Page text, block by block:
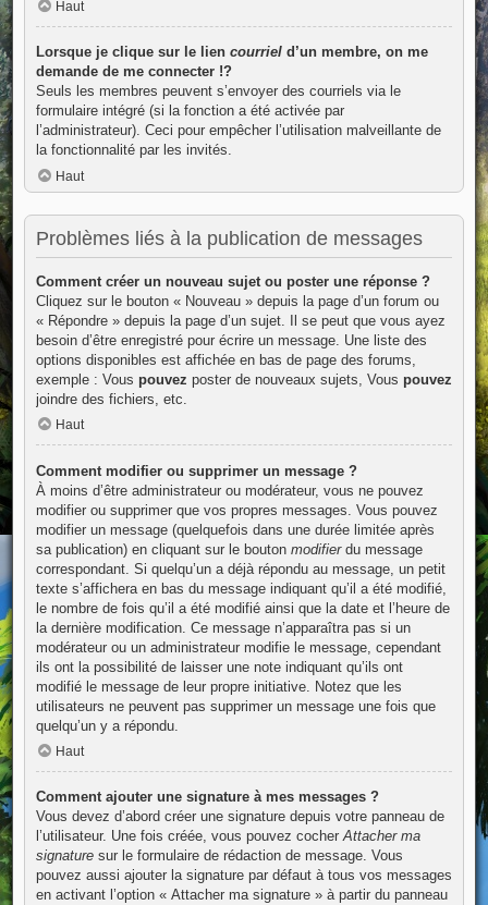
Haut
Lorsque je clique sur le lien courrield’un membre, on me
demande de me connecter !?
Seuls les membres peuvent s’envoyer des courriels via le
formulaire intégré (si la fonction a été activée par
l’administrateur). Ceci pour empêcher l’utilisation malveillante de
la fonctionnalité par les invités.
Haut
Problèmes liés à la publication de messages
Comment créer un nouveau sujet ou poster une réponse ?
Cliquez sur le bouton « Nouveau » depuis la page d’un forum ou
« Répondre » depuis la page d’un sujet. Il se peut que vous ayez
besoin d’être enregistré pour écrire un message. Une liste des
options disponibles est affichée en bas de page des forums,
exemple : Vous pouvez poster de nouveaux sujets, Vous pouvez
joindre des fichiers, etc.
Haut
Comment modifier ou supprimer un message ?
À moins d’être administrateur ou modérateur, vous ne pouvez
modifier ou supprimer que vos propres messages. Vous pouvez
modifier un message (quelquefois dans une durée limitée après
sa publication) en cliquant sur le bouton modifierdu message
correspondant. Si quelqu’un a déjà répondu au message, un petit
texte s’affichera en bas du message indiquant qu’il a été modifié,
le nombre de fois qu’il a été modifié ainsi que la date et l’heure de
la dernière modification. Ce message n’apparaîtra pas si un
modérateur ou un administrateur modifie le message, cependant
ils ont la possibilité de laisser une note indiquant qu’ils ont
modifié le message de leur propre initiative. Notez que les
utilisateurs ne peuvent pas supprimer un message une fois que
quelqu’un y a répondu.
Haut
Comment ajouter une signature à mes messages ?
Vous devez d’abord créer une signature depuis votre panneau de
l’utilisateur. Une fois créée, vous pouvez cocherAttacher ma
signaturesur le formulaire de rédaction de message. Vous
pouvez aussi ajouter la signature par défaut à tous vos messages
en activant l’option « Attacher ma signature » à partir du panneau